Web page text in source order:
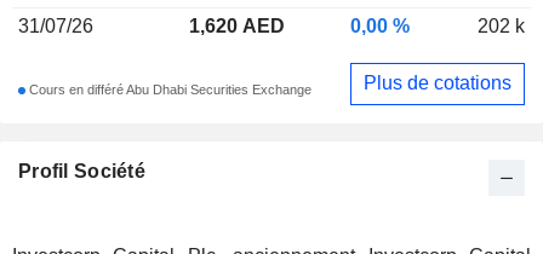
Profil Société
31/07/26
1,620 AED 0,00 % 202 k
Cours en différé Abu Dhabi Securities Exchange Plus de cotations